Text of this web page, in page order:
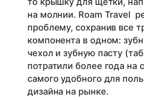
на молнии. Roam Travel
проблему, сохранив все
компонента в одном:
чехол и зубную пасту
потратили более года на
самого удобного для
дизайна на рынке.